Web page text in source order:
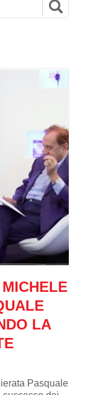
LA
Pasquale